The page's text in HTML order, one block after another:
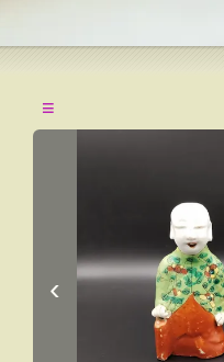
≡
‹